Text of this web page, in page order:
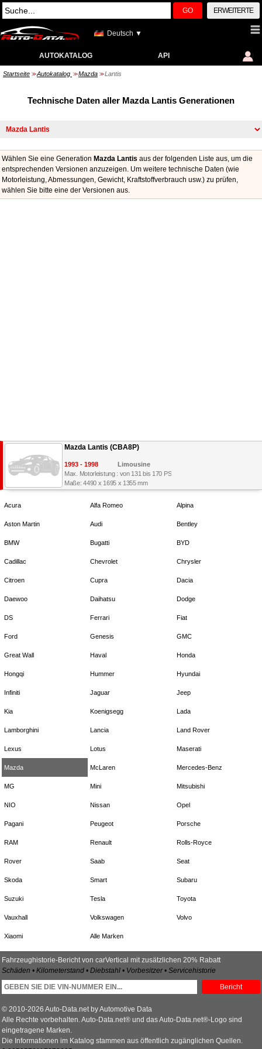
GO ERWEITERTE
Deutsch ▼
AUTOKATALOG API
Startseite >> Autokatalog >> Mazda >> Lantis
Technische Daten aller Mazda Lantis Generationen
Wählen Sie eine Generation Mazda Lantis aus der folgenden Liste aus, um die
entsprechenden Versionen anzuzeigen. Um weitere technische Daten (wie
Motorleistung, Abmessungen, Gewicht, Kraftstoffverbrauch usw.) zu prüfen,
wählen Sie bitte eine der Versionen aus.
Mazda Lantis (CBA8P)
1993 - 1998
Limousine
Max. Motorleistung : von 131 bis 170 PS
Maße: 4490 x 1695 x 1355 mm
Acura Alfa Romeo Alpina
Aston Martin Audi Bentley
BMW Bugatti BYD
Cadillac Chevrolet Chrysler
Citroen Cupra Dacia
Daewoo Daihatsu Dodge
DS Ferrari Fiat
Ford Genesis GMC
Great Wall Haval Honda
Hongqi Hummer Hyundai
Infiniti Jaguar Jeep
Kia Koenigsegg Lada
Lamborghini Lancia Land Rover
Lexus Lotus Maserati
Mazda McLaren Mercedes-Benz
MG Mini Mitsubishi
NIO Nissan Opel
Pagani Peugeot Porsche
RAM Renault Rolls-Royce
Rover Saab Seat
Skoda Smart Subaru
Suzuki Tesla Toyota
Vauxhall Volkswagen Volvo
Xiaomi Alle Marken
Fahrzeughistorie-Bericht von carVertical mit zusätzlichen 20% Rabatt
Schäden • Kilometerstand • Diebstahl • Vorbesitzer • Servicehistorie
Bericht
© 2010-2026 Auto-Data.net by Automotive Data
Alle Rechte vorbehalten. Auto-Data.net® und das Auto-Data.net®-Logo sind
eingetragene Marken.
Die Informationen im Katalog stammen aus öffentlich zugänglichen Quellen.